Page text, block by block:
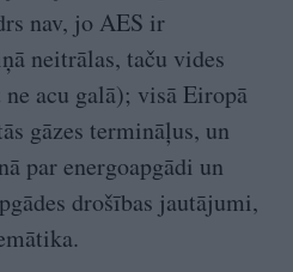
nav, jo AES ir
neitrālas, taču vides
acu galā); visā Eiropā
gāzes termināļus, un
par energoapgādi un
drošības jautājumi,